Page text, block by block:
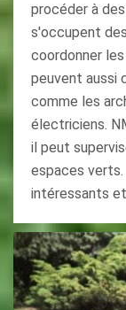
procéder à
s'occupent
coordonner
peuvent aussi
comme les
électriciens.
il peut
espaces
intéressants